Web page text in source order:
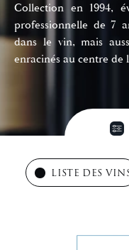
Collection en 1994,
professionnelle de 7
dans le vin, mais
enracinés au centre de
LISTE DES